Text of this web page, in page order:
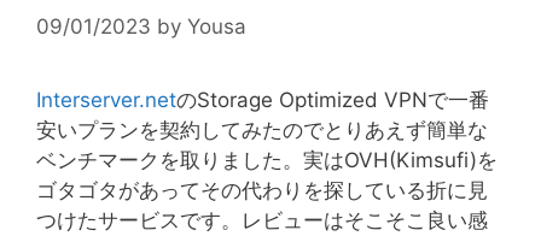
09/01/2023 by Yousa
Interserver.netのStorage Optimized VPNで一番
安いプランを契約してみたのでとりあえず簡単な
ベンチマークを取りました。実はOVH(Kimsufi)を
ゴタゴタがあってその代わりを探している折に見
つけたサービスです。レビューはそこそこ良い感